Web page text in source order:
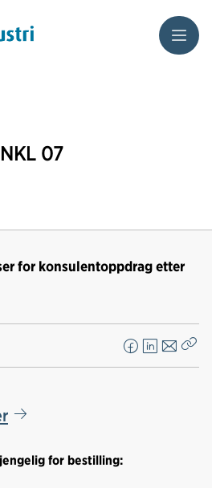
Meny
NKL 07
for konsulentoppdrag etter
F
a
o
L
i
E
-
for bestilling: